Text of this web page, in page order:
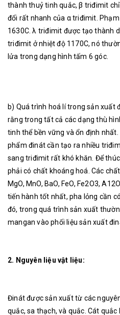
thành thuỷ tinh quắc, β triđimit
đổi rất nhanh của α triđimit.
1630C. λ triđimit được tạo thành
triđimit ở nhiệt độ 1170C, nó
lửa trong dạng hình tấm 6 góc.
b) Quá trình hoá lí trong sản xuất
rằng trong tất cả các dạng thù
tinh thể bền vững và ổn định
phẩm đinát cần tạo ra nhiều
sang triđimit rất khó khăn. Để
phải có chất khoáng hoá. Các
MgO, MnO, BaO, FeO, Fe2O3,
tiến hành tốt nhất, pha lỏng cần
đó, trong quá trình sản xuất
mangan vào phối liệu sản xuất
2. Nguyên liệu vật liệu:
Đinát được sản xuất từ các
quắc, sa thạch, và quắc. Cát